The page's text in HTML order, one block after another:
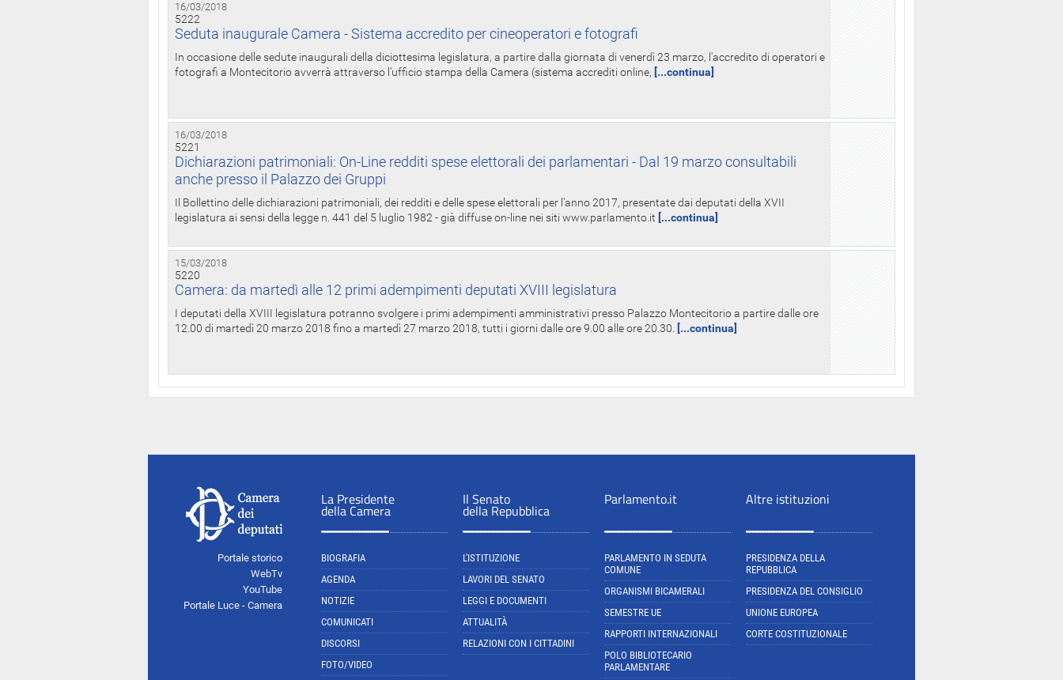
16/03/2018
5222
Seduta inaugurale Camera - Sistema accredito per cineoperatori e fotografi
In occasione delle sedute inaugurali della diciottesima legislatura, a partire dalla giornata di venerdì 23 marzo, l'accredito di operatori e
fotografi a Montecitorio avverrà attraverso l'ufficio stampa della Camera (sistema accrediti online, [...continua]
16/03/2018
5221
Dichiarazioni patrimoniali: On-Line redditi spese elettorali dei parlamentari - Dal 19 marzo consultabili
anche presso il Palazzo dei Gruppi
Il Bollettino delle dichiarazioni patrimoniali, dei redditi e delle spese elettorali per l'anno 2017, presentate dai deputati della XVII
legislatura ai sensi della legge n. 441 del 5 luglio 1982 - già diffuse on-line nei siti www.parlamento.it [...continua]
15/03/2018
5220
Camera: da martedì alle 12 primi adempimenti deputati XVIII legislatura
I deputati della XVIII legislatura potranno svolgere i primi adempimenti amministrativi presso Palazzo Montecitorio a partire dalle ore
12.00 di martedì 20 marzo 2018 fino a martedì 27 marzo 2018, tutti i giorni dalle ore 9.00 alle ore 20.30.
[...continua]
Portale storico
WebTv
YouTube
Portale Luce - Camera
La Presidente
della Camera
BIOGRAFIA
AGENDA
NOTIZIE
COMUNICATI
DISCORSI
FOTO/VIDEO
Il Senato
della Repubblica
L'ISTITUZIONE
LAVORI DEL SENATO
LEGGI E DOCUMENTI
ATTUALITÀ
RELAZIONI CON I CITTADINI
Parlamento.it
PARLAMENTO IN SEDUTA
COMUNE
ORGANISMI BICAMERALI
SEMESTRE UE
RAPPORTI INTERNAZIONALI
POLO BIBLIOTECARIO
PARLAMENTARE
Altre istituzioni
PRESIDENZA DELLA
REPUBBLICA
PRESIDENZA DEL CONSIGLIO
UNIONE EUROPEA
CORTE COSTITUZIONALE